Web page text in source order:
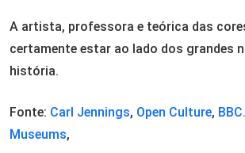
A artista, professora e teórica das
certamente estar ao lado dos grandes
história.
Fonte: Carl Jennings, Open Culture,
Museums,